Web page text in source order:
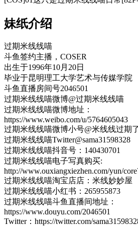
妹纸介绍
过期米线线喵
斗鱼签约主播，COSER
出生于1996年10月20日
毕业于昆明理工大学艺术与传媒学院
斗鱼直播房间号2046501
过期米线线喵微博@过期米线线喵
过期米线线喵微博地址：
https://www.weibo.com/u/5764605043
过期米线线喵微博小号@米线线过期
过期米线线喵Twitter@sama31598328
过期米线线喵抖音号：140430701
过期米线线喵电子写真购买:
http://www.ouxiangxiezhen.com/yun/
过期米线线喵淘宝店店：米线妙妙屋
过期米线线喵小红书：265955873
过期米线线喵斗鱼直播间地址：
https://www.douyu.com/2046501
Twitter：https://twitter.com/